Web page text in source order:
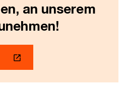
an unserem